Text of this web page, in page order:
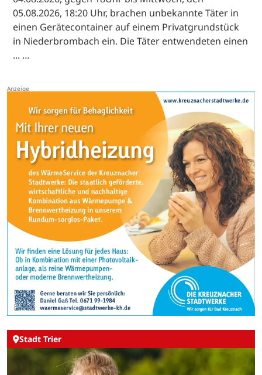
05.08.2026, 18:20 Uhr, brachen unbekannte Täter in
einen Gerätecontainer auf einem Privatgrundstück
in Niederbrombach ein. Die Täter entwendeten einen
... …
Stadt Trier